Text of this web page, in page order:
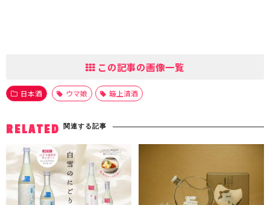
この記事の画像一覧
日本酒 ウマ娘 簸上清酒
RELATED 関連する記事